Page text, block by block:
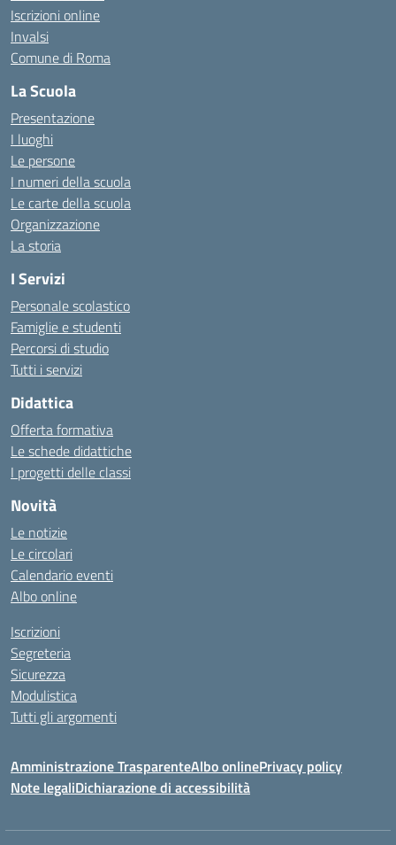
Iscrizioni online
Invalsi
Comune di Roma
La Scuola
Presentazione
I luoghi
Le persone
I numeri della scuola
Le carte della scuola
Organizzazione
La storia
I Servizi
Personale scolastico
Famiglie e studenti
Percorsi di studio
Tutti i servizi
Didattica
Offerta formativa
Le schede didattiche
I progetti delle classi
Novità
Le notizie
Le circolari
Calendario eventi
Albo online
Iscrizioni
Segreteria
Sicurezza
Modulistica
Tutti gli argomenti
Amministrazione TrasparenteAlbo onlinePrivacy policy
Note legaliDichiarazione di accessibilità